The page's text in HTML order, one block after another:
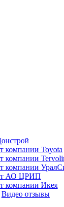
Видео отзывы